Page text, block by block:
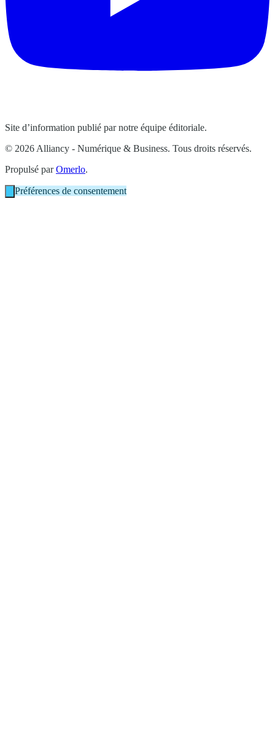
Site d’information publié par notre équipe éditoriale.
© 2026 Alliancy - Numérique & Business. Tous droits réservés.
Propulsé parOmerlo.
Préférences de consentement